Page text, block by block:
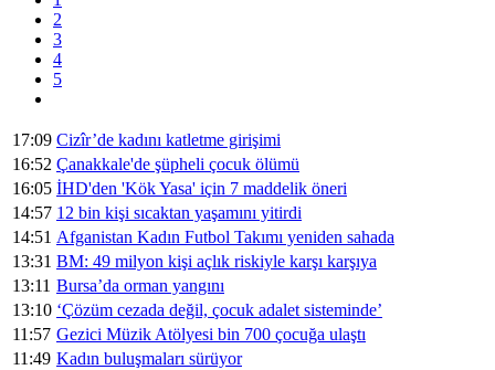
2
3
4
5
17:09 Cizîr’de kadını katletme girişimi
16:52 Çanakkale'de şüpheli çocuk ölümü
16:05 İHD'den 'Kök Yasa' için 7 maddelik öneri
14:57 12 bin kişi sıcaktan yaşamını yitirdi
14:51 Afganistan Kadın Futbol Takımı yeniden sahada
13:31 BM: 49 milyon kişi açlık riskiyle karşı karşıya
13:11 Bursa’da orman yangını
13:10 ‘Çözüm cezada değil, çocuk adalet sisteminde’
11:57 Gezici Müzik Atölyesi bin 700 çocuğa ulaştı
11:49 Kadın buluşmaları sürüyor